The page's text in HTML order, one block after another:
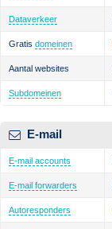
Dataverkeer
Gratis domeinen
Aantal websites
Subdomeinen
E-mail
E-mail accounts
E-mail forwarders
Autoresponders